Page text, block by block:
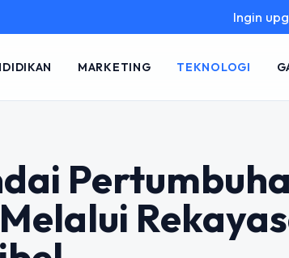
Ingin upgrade skill
MARKETING TEKNOLOGI